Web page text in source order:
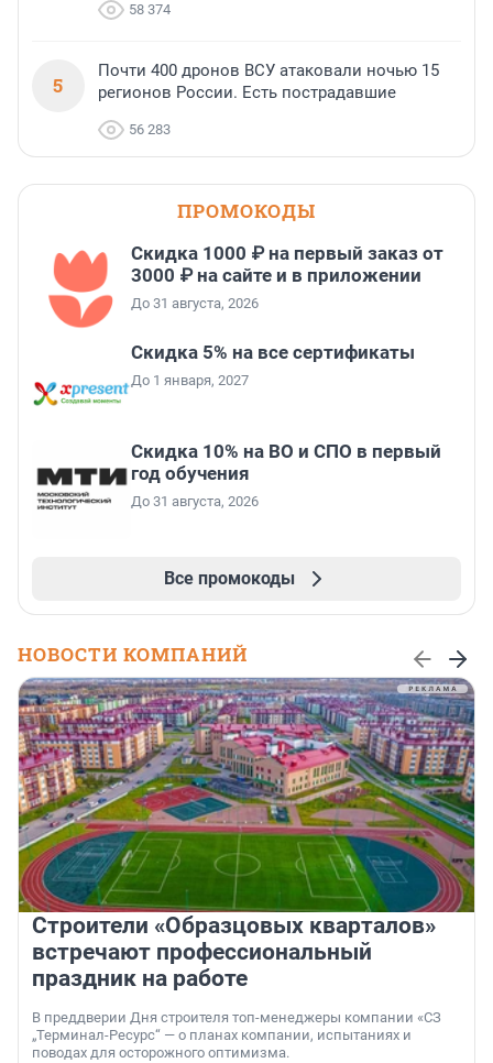
58 374
5
Почти 400 дронов ВСУ атаковали ночью 15
регионов России. Есть пострадавшие
56 283
ПРОМОКОДЫ
Скидка 1000 ₽ на первый заказ от
3000 ₽ на сайте и в приложении
До 31 августа, 2026
Скидка 5% на все сертификаты
До 1 января, 2027
Скидка 10% на ВО и СПО в первый
год обучения
До 31 августа, 2026
Все промокоды
НОВОСТИ КОМПАНИЙ
Строители «Образцовых кварталов»
встречают профессиональный
праздник на работе
В преддверии Дня строителя топ-менеджеры компании «СЗ
„Терминал-Ресурс“ — о планах компании, испытаниях и
поводах для осторожного оптимизма.